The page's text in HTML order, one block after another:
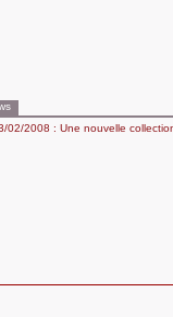
02/2008 : Une nouvelle